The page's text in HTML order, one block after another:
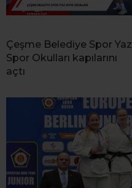
Çeşme Belediye Spor Yaz
Spor Okulları kapılarını
açtı